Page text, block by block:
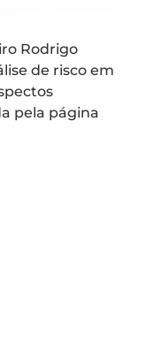
Rodrigo
de risco em
pela página